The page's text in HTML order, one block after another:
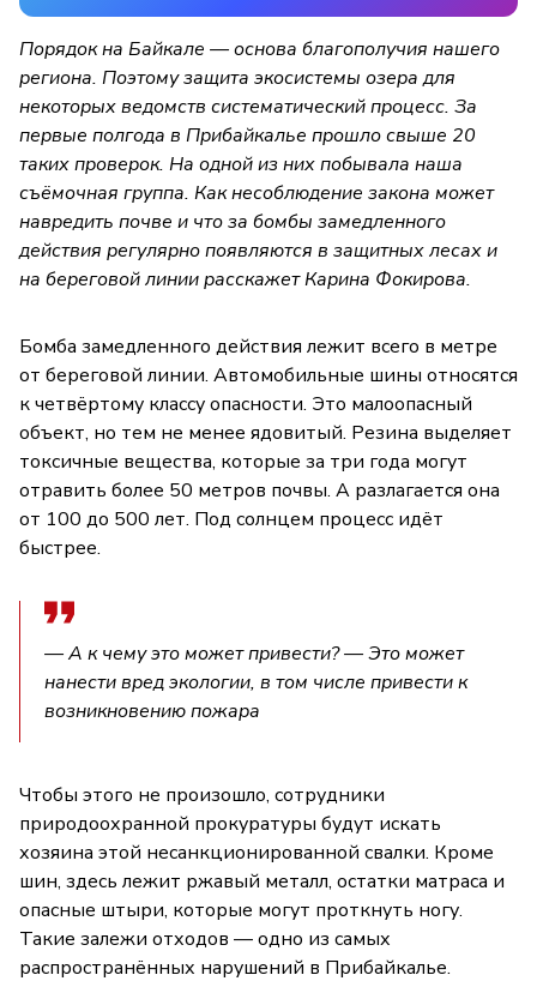
Порядок на Байкале — основа благополучия нашего
региона. Поэтому защита экосистемы озера для
некоторых ведомств систематический процесс. За
первые полгода в Прибайкалье прошло свыше 20
таких проверок. На одной из них побывала наша
съёмочная группа. Как несоблюдение закона может
навредить почве и что за бомбы замедленного
действия регулярно появляются в защитных лесах и
на береговой линии расскажет Карина Фокирова.
Бомба замедленного действия лежит всего в метре
от береговой линии. Автомобильные шины относятся
к четвёртому классу опасности. Это малоопасный
объект, но тем не менее ядовитый. Резина выделяет
токсичные вещества, которые за три года могут
отравить более 50 метров почвы. А разлагается она
от 100 до 500 лет. Под солнцем процесс идёт
быстрее.
— А к чему это может привести? — Это может
нанести вред экологии, в том числе привести к
возникновению пожара
Чтобы этого не произошло, сотрудники
природоохранной прокуратуры будут искать
хозяина этой несанкционированной свалки. Кроме
шин, здесь лежит ржавый металл, остатки матраса и
опасные штыри, которые могут проткнуть ногу.
Такие залежи отходов — одно из самых
распространённых нарушений в Прибайкалье.